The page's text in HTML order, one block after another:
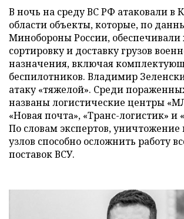
В ночь на среду ВС РФ атаковали в
области объекты, которые, по
Минобороны России, обеспечивали
сортировку и доставку грузов
назначения, включая
беспилотников. Владимир
атаку «тяжелой». Среди
названы логистические центры
«Новая почта», «Транс-логистик» и
По словам экспертов,
узлов способно осложнить работу
поставок ВСУ.